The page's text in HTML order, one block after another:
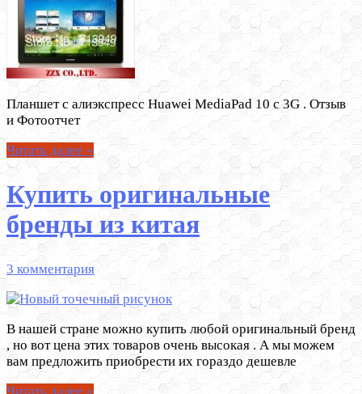
Планшет с алиэкспресс Huawei MediaPad 10 с 3G . Отзыв
и Фотоотчет
Читать далее »
Купить оригинальные
бренды из китая
3 комментария
В нашей стране можно купить любой оригинальный бренд
, но вот цена этих товаров очень высокая . А мы можем
вам предложить приобрести их гораздо дешевле